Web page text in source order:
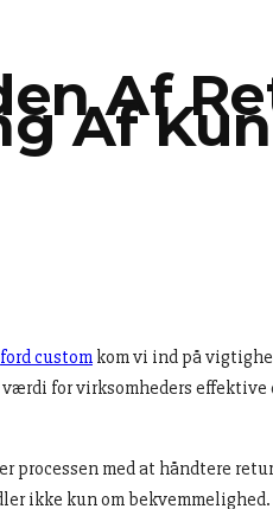
Af
Af
ford custom kom vi ind på
for virksomheders effektive
processen med at håndtere
ikke kun om